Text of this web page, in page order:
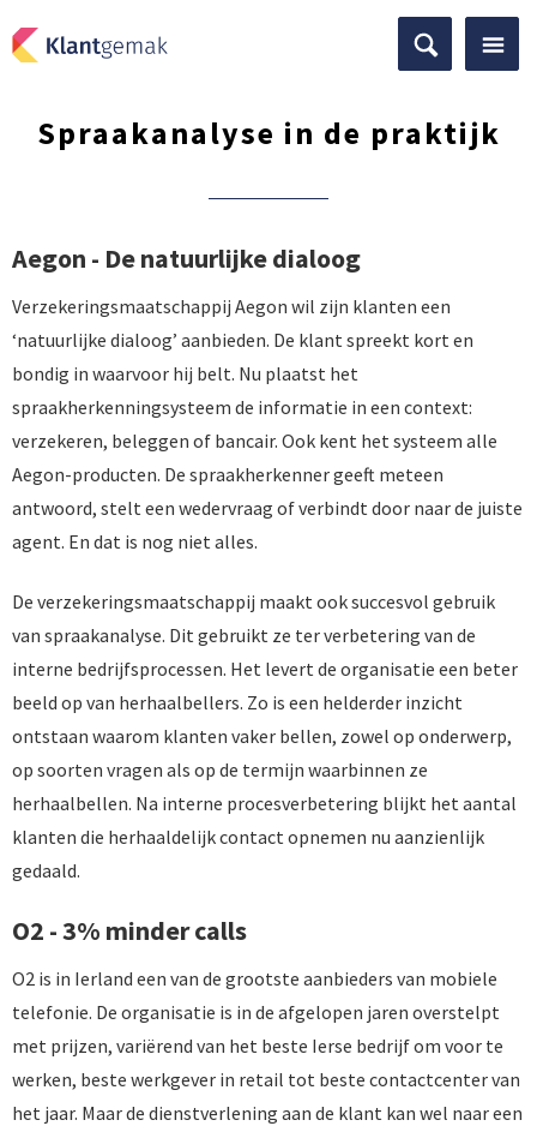
Spraakanalyse in de praktijk
Aegon - De natuurlijke dialoog
Verzekeringsmaatschappij Aegon wil zijn klanten een
‘natuurlijke dialoog’ aanbieden. De klant spreekt kort en
bondig in waarvoor hij belt. Nu plaatst het
spraakherkenningsysteem de informatie in een context:
verzekeren, beleggen of bancair. Ook kent het systeem alle
Aegon-producten. De spraakherkenner geeft meteen
antwoord, stelt een wedervraag of verbindt door naar de juiste
agent. En dat is nog niet alles.
De verzekeringsmaatschappij maakt ook succesvol gebruik
van spraakanalyse. Dit gebruikt ze ter verbetering van de
interne bedrijfsprocessen. Het levert de organisatie een beter
beeld op van herhaalbellers. Zo is een helderder inzicht
ontstaan waarom klanten vaker bellen, zowel op onderwerp,
op soorten vragen als op de termijn waarbinnen ze
herhaalbellen. Na interne procesverbetering blijkt het aantal
klanten die herhaaldelijk contact opnemen nu aanzienlijk
gedaald.
O2 - 3% minder calls
O2 is in Ierland een van de grootste aanbieders van mobiele
telefonie. De organisatie is in de afgelopen jaren overstelpt
met prijzen, variërend van het beste Ierse bedrijf om voor te
werken, beste werkgever in retail tot beste contactcenter van
het jaar. Maar de dienstverlening aan de klant kan wel naar een